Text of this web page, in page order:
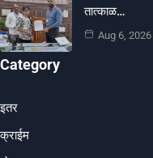
तात्काळ…
Aug 6, 2026
Category
इतर
क्राईम